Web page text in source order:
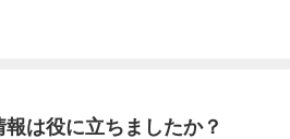
は役に立ちましたか？